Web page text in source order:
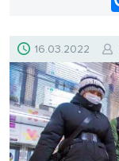
16.03.2022